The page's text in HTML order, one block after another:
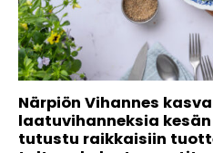
Närpiön Vihannes
laatuvihanneksia
tutustu raikkaisiin